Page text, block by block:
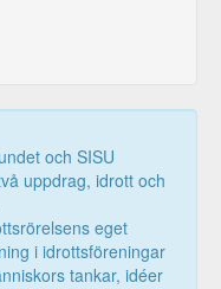
och SISU
uppdrag, idrott och
eget
i idrottsföreningar
tankar, idéer